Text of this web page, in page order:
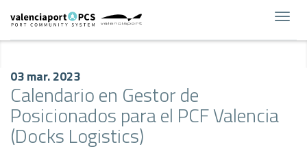
03 mar. 2023
Calendario en Gestor de
Posicionados para el PCF Valencia
(Docks Logistics)